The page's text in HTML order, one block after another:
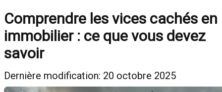
Comprendre les vices cachés en
immobilier : ce que vous devez
savoir
Dernière modification: 20 octobre 2025